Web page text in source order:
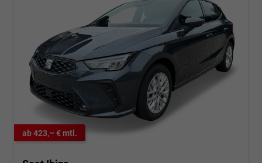
ab 423,– € mtl.